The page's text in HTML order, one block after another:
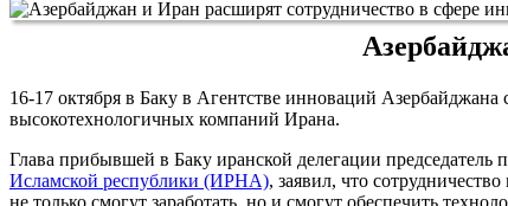
16-17 октября в Баку в Агентстве инноваций Азербайджана
высокотехнологичных компаний Ирана.
Глава прибывшей в Баку иранской делегации
Исламской республики (ИРНА), заявил, что
не только смогут заработать, но и смогут обеспечить